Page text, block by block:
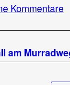
Kommentarezu
am